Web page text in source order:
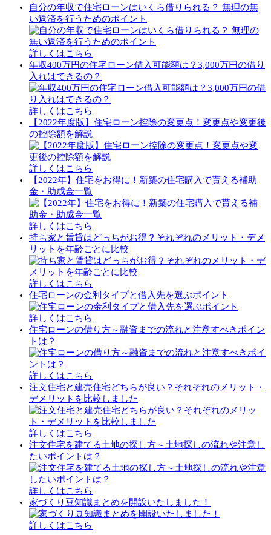
自分の年収で住宅ローンはいくら借りられる？ 無理の無
い返済を行うためのポイント
詳しくはこちら
年収400万円の住宅ローン借入可能額は？3,000万円の借り
入れはできるの？
詳しくはこちら
【2022年度版】住宅ローン控除の変更点！変更点や変更後
の控除額を解説
詳しくはこちら
【2022年】住宅をお得に！新築の住宅購入で貰える補助
金・助成金一覧
詳しくはこちら
持ち家と賃貸はどっちがお得？それぞれのメリット・デメ
リットを年齢ごとに比較
詳しくはこちら
住宅ローンの金利タイプと借入先を選ぶポイント
詳しくはこちら
住宅ローンの借り方～融資までの流れと注意すべきポイン
トは？
詳しくはこちら
注文住宅と建売住宅どちらが良い？それぞれのメリット・
デメリットを比較しました
詳しくはこちら
注文住宅を建てる土地の探し方～土地探しの流れや注意し
たいポイントは？
詳しくはこちら
家づくり豆知識まとめを開設いたしました！
詳しくはこちら